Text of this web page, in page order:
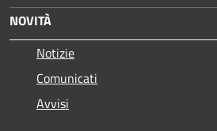
NOVITÀ
Notizie
Comunicati
Avvisi